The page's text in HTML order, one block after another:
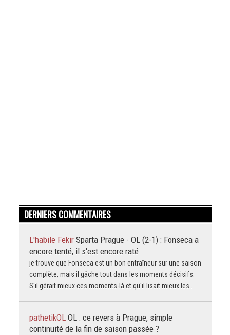
DERNIERS COMMENTAIRES
L'habile Fekir Sparta Prague - OL (2-1) : Fonseca a
encore tenté, il s'est encore raté
je trouve que Fonseca est un bon entraîneur sur une saison
complète, mais il gâche tout dans les moments décisifs.
S'il gérait mieux ces moments-là et qu'il lisait mieux les…
pathetikOL OL : ce revers à Prague, simple
continuité de la fin de saison passée ?